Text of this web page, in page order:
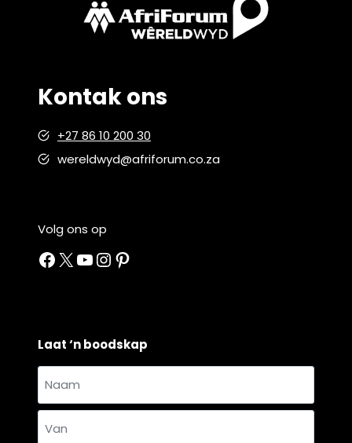
Kontak ons
+27 86 10 200 30
wereldwyd@afriforum.co.za
Volg ons op
Facebook
X YouTube
Instagram
Pinterest
Laat ‘n boodskap
Naam